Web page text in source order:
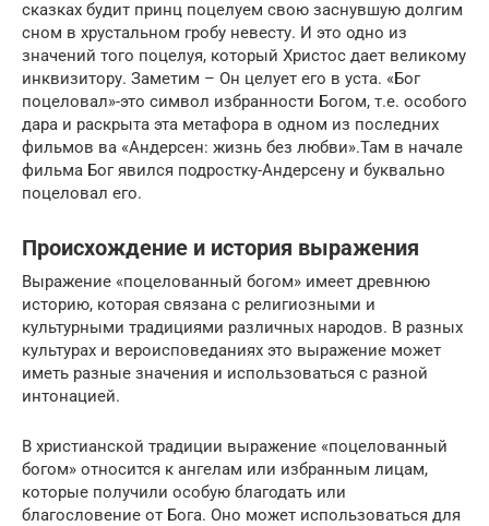
сказках будит принц поцелуем свою заснувшую долгим
сном в хрустальном гробу невесту. И это одно из
значений того поцелуя, который Христос дает великому
инквизитору. Заметим – Он целует его в уста. «Бог
поцеловал»-это символ избранности Богом, т.е. особого
дара и раскрыта эта метафора в одном из последних
фильмов ва «Андерсен: жизнь без любви».Там в начале
фильма Бог явился подростку-Андерсену и буквально
поцеловал его.
Происхождение и история выражения
Выражение «поцелованный богом» имеет древнюю
историю, которая связана с религиозными и
культурными традициями различных народов. В разных
культурах и вероисповеданиях это выражение может
иметь разные значения и использоваться с разной
интонацией.
В христианской традиции выражение «поцелованный
богом» относится к ангелам или избранным лицам,
которые получили особую благодать или
благословение от Бога. Оно может использоваться для